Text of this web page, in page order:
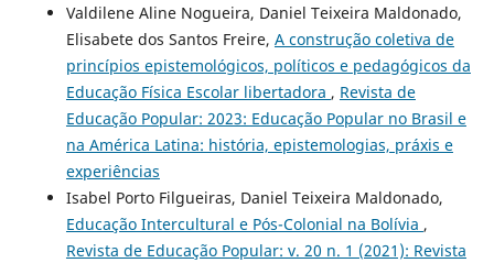
Valdilene Aline Nogueira, Daniel Teixeira Maldonado,
Elisabete dos Santos Freire, A construção coletiva de
princípios epistemológicos, políticos e pedagógicos da
Educação Física Escolar libertadora , Revista de
Educação Popular: 2023: Educação Popular no Brasil e
na América Latina: história, epistemologias, práxis e
experiências
Isabel Porto Filgueiras, Daniel Teixeira Maldonado,
Educação Intercultural e Pós-Colonial na Bolívia ,
Revista de Educação Popular: v. 20 n. 1 (2021): Revista